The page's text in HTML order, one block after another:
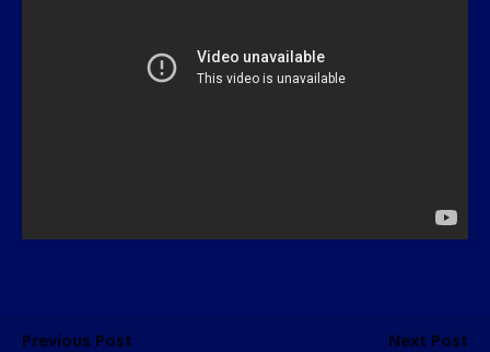
Previous Post
Next Post